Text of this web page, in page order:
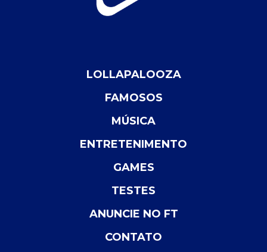
LOLLAPALOOZA
FAMOSOS
MÚSICA
ENTRETENIMENTO
GAMES
TESTES
ANUNCIE NO FT
CONTATO